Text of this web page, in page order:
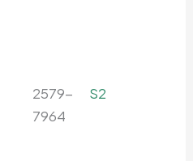
2579-
7964
S2